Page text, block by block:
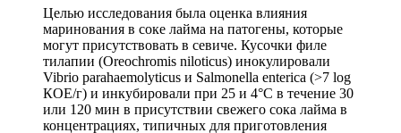
Целью исследования была оценка влияния
маринования в соке лайма на патогены, которые
могут присутствовать в севиче. Кусочки филе
тилапии (Oreochromis niloticus) инокулировали
Vibrio parahaemolyticus и Salmonella enterica (>7 log
КОЕ/г) и инкубировали при 25 и 4°C в течение 30
или 120 мин в присутствии свежего сока лайма в
концентрациях, типичных для приготовления